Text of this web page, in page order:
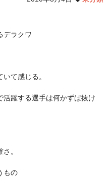
デラクワ
て感じる。
活躍する選手は何かずば抜け
。
もの